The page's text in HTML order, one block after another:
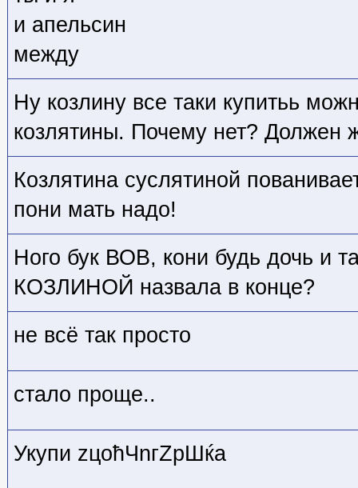
и апельсин
между
Ну козлину все таки купитьь
козлятины. Почему нет? Должен
Козлятина суслятиной
пони мать надо!
Ного бук ВОВ, кони будь дочь и
КОЗЛИНОЙ назвала в конце?
не всё так просто
стало проще..
Укупи zцоћЧnгZрШќa